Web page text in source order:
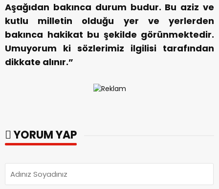
Aşağıdan bakınca durum budur. Bu aziz ve
kutlu milletin olduğu yer ve yerlerden
bakınca hakikat bu şekilde görünmektedir.
Umuyorum ki sözlerimiz ilgilisi tarafından
dikkate alınır.”
YORUM YAP